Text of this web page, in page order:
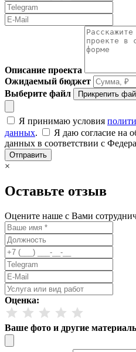
Описание проекта
Ожидаемый бюджет
Выберите файл
Прикрепить
Я принимаю условия
данных.
Я даю согласие на
данных в соответствии с
Отправить
×
Оставьте отзыв
Оцените наше с Вами
Оценка:
Ваше фото и другие